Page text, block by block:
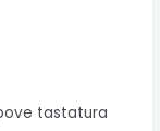
tastatura